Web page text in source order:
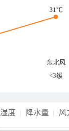
31℃
东北风
<3级
度 降水量 风